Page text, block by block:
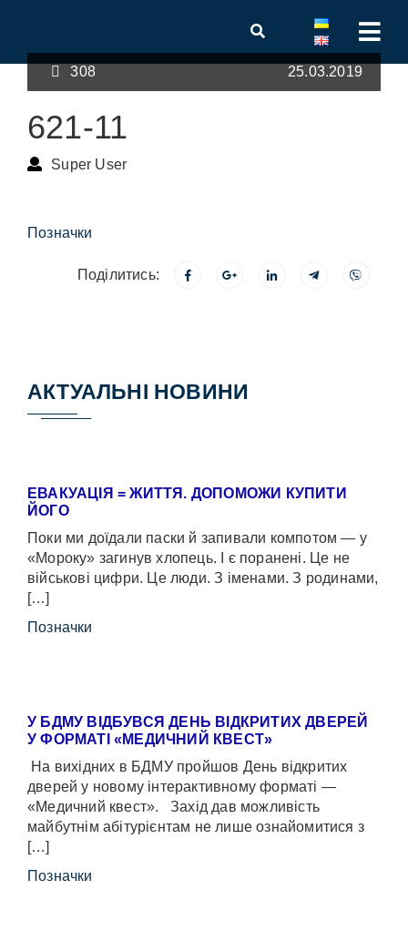
308 25.03.2019
621-11
Super User
Позначки
Поділитись:
АКТУАЛЬНІ НОВИНИ
ЕВАКУАЦІЯ = ЖИТТЯ. ДОПОМОЖИ КУПИТИ
ЙОГО
Поки ми доїдали паски й запивали компотом — у
«Мороку» загинув хлопець. І є поранені. Це не
військові цифри. Це люди. З іменами. З родинами,
[…]
Позначки
У БДМУ ВІДБУВСЯ ДЕНЬ ВІДКРИТИХ ДВЕРЕЙ
У ФОРМАТІ «МЕДИЧНИЙ КВЕСТ»
На вихідних в БДМУ пройшов День відкритих
дверей у новому інтерактивному форматі —
«Медичний квест». Захід дав можливість
майбутнім абітурієнтам не лише ознайомитися з
[…]
Позначки